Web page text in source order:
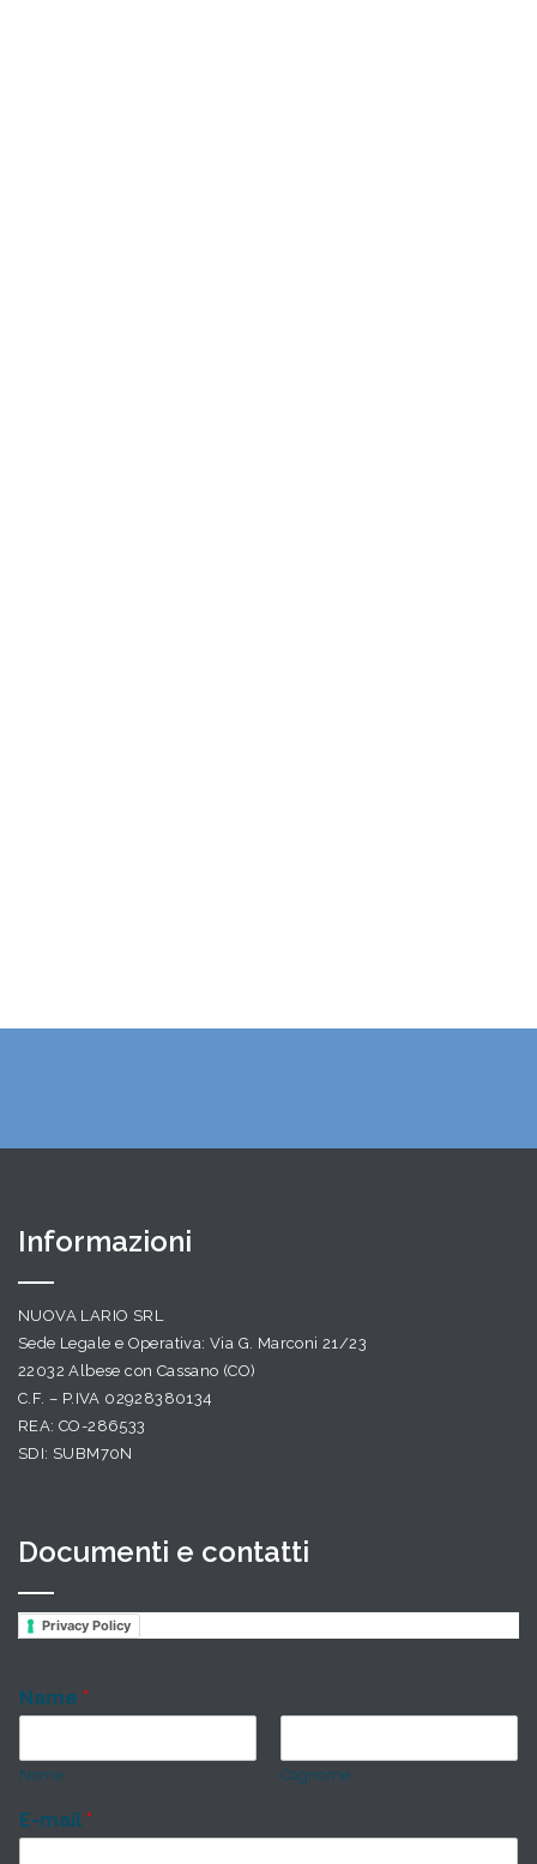
Informazioni
NUOVA LARIO SRL
Sede Legale e Operativa: Via G. Marconi 21/23
22032 Albese con Cassano (CO)
C.F. – P.IVA 02928380134
REA: CO-286533
SDI: SUBM70N
Documenti e contatti
Privacy Policy
Name *
Nome Cognome
E-mail *